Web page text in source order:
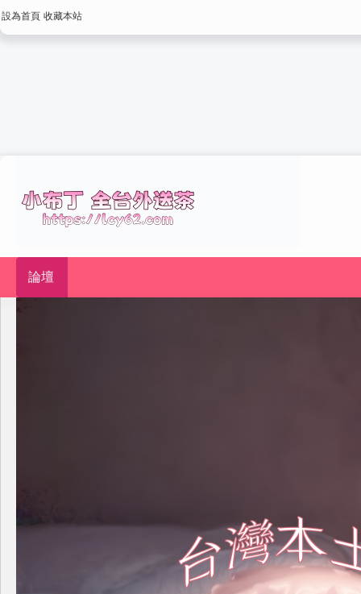
設為首頁 收藏本站
論壇